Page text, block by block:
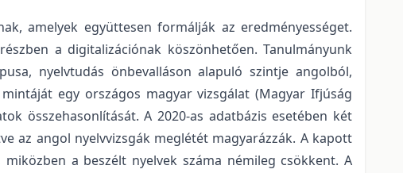
amelyek együttesen formálják az eredményességet.
a digitalizációnak köszönhetően. Tanulmányunk
nyelvtudás önbevalláson alapuló szintje angolból,
egy országos magyar vizsgálat (Magyar Ifjúság
összehasonlítását. A 2020-as adatbázis esetében két
az angol nyelvvizsgák meglétét magyarázzák. A kapott
a beszélt nyelvek száma némileg csökkent. A